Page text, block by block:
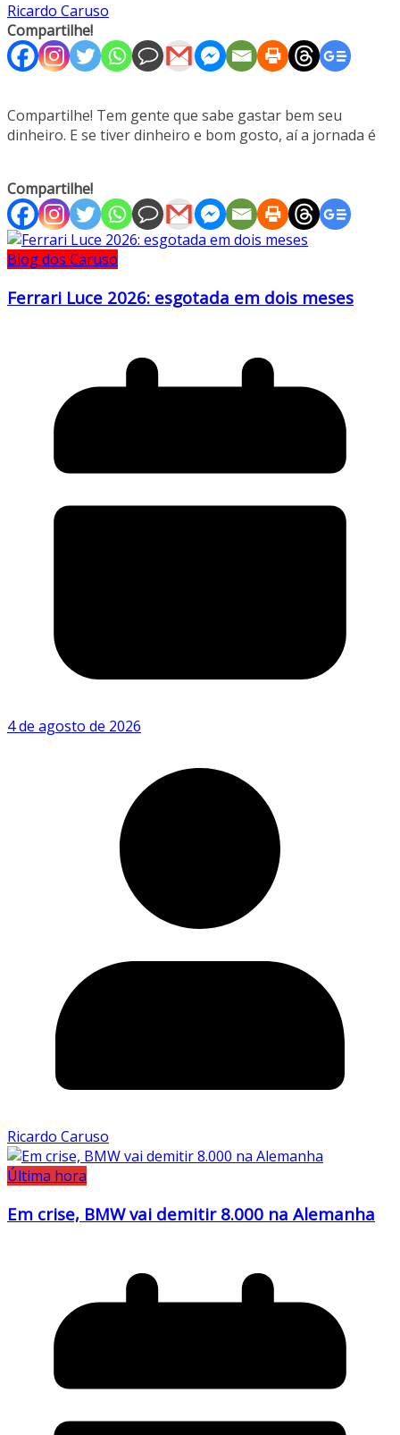
Ricardo Caruso
Compartilhe!
Compartilhe! Tem gente que sabe gastar bem seu
dinheiro. E se tiver dinheiro e bom gosto, aí a jornada é
Compartilhe!
Blog dos Caruso
Ferrari Luce 2026: esgotada em dois meses
4 de agosto de 2026
Ricardo Caruso
Última hora
Em crise, BMW vai demitir 8.000 na Alemanha